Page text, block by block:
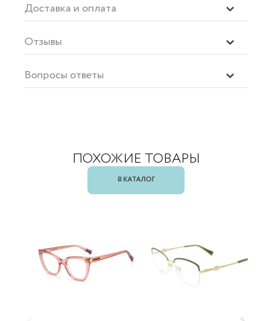
Доставка и оплата
Отзывы
Вопросы ответы
ПОХОЖИЕ ТОВАРЫ
В КАТАЛОГ